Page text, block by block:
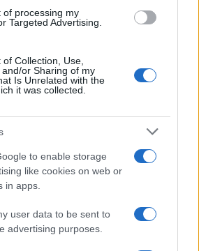
of processing my
Targeted Advertising.
Collection, Use,
or Sharing of my
Is Unrelated with the
it was collected.
to enable storage
like cookies on web or
in apps.
user data to be sent to
advertising purposes.
εδώ
50 /50